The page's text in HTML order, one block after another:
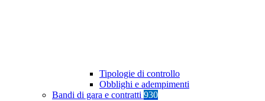
Tipologie di controllo
Obblighi e adempimenti
Bandi di gara e contratti 930